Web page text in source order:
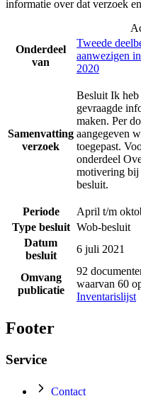
informatie over dat verzoek
Onderdeel
van
Tweede
aanwezigen
2020
Samenvatting
verzoek
Besluit Ik heb
gevraagde
maken. Per
aangegeven
toegepast.
onderdeel
motivering bij
besluit.
Periode
April t/m
Type besluit Wob-besluit
Datum
besluit
6 juli 2021
Omvang
publicatie
92
waarvan 60
Inventarislijst
Footer
Service
Contact